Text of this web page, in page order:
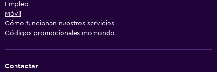
Empleo
Móvil
Cómo funcionan nuestros servicios
Códigos promocionales momondo
Contactar